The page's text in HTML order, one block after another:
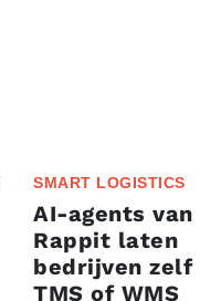
SMART LOGISTICS
AI-agents van
Rappit laten
bedrijven zelf
TMS of WMS